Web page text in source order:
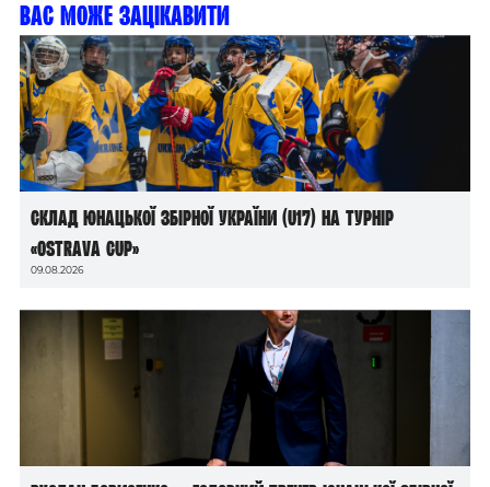
Вас може зацікавити
Склад юнацької збірної України (U17) на турнір
«Ostrava Cup»
09.08.2026